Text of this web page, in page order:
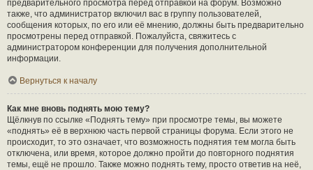
предварительного просмотра перед отправкой на форум. Возможно
также, что администратор включил вас в группу пользователей,
сообщения которых, по его или её мнению, должны быть предварительно
просмотрены перед отправкой. Пожалуйста, свяжитесь с
администратором конференции для получения дополнительной
информации.
Вернуться к началу
Как мне вновь поднять мою тему?
Щёлкнув по ссылке «Поднять тему» при просмотре темы, вы можете
«поднять» её в верхнюю часть первой страницы форума. Если этого не
происходит, то это означает, что возможность поднятия тем могла быть
отключена, или время, которое должно пройти до повторного поднятия
темы, ещё не прошло. Также можно поднять тему, просто ответив на неё,